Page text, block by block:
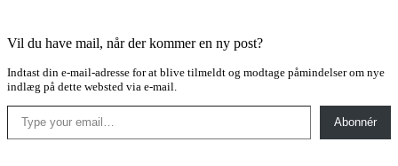
Vil du have mail, når der kommer en ny post?
Indtast din e-mail-adresse for at blive tilmeldt og modtage påmindelser om nye
indlæg på dette websted via e-mail.
Type your email…
Abonnér